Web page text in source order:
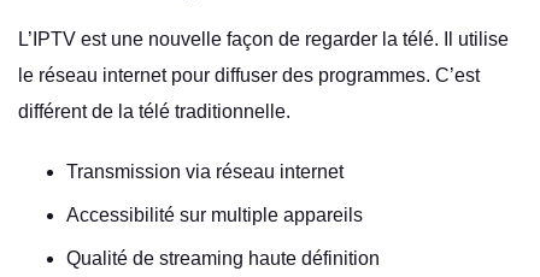
L’IPTV est une nouvelle façon de regarder la télé. Il utilise
le réseau internet pour diffuser des programmes. C’est
différent de la télé traditionnelle.
Transmission via réseau internet
Accessibilité sur multiple appareils
Qualité de streaming haute définition